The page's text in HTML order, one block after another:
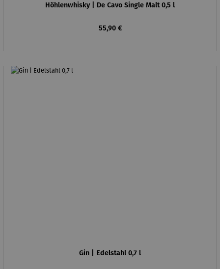
Höhlenwhisky | De Cavo Single Malt 0,5 l
Regulärer Preis:
55,90 €
Gin | Edelstahl 0,7 l